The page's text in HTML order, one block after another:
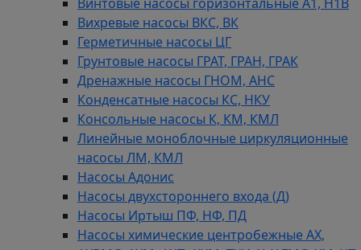
Вихревые насосы ВКС, ВК
Герметичные насосы ЦГ
Грунтовые насосы ГРАТ, ГРАН, ГРАК
Дренажные насосы ГНОМ, АНС
Конденсатные насосы КС, НКУ
Консольные насосы К, КМ, КМЛ
Линейные моноблочные циркуляционные
насосы ЛМ, КМЛ
Насосы Адонис
Насосы двухстороннего входа (Д)
Насосы Иртыш ПФ, НФ, ПД
Насосы химические центробежные АХ,